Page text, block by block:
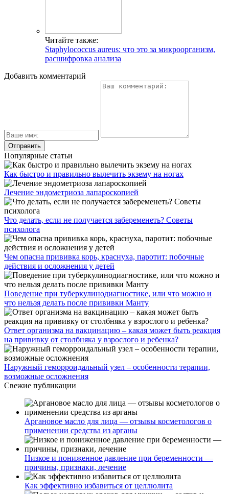
Читайте также:
Staphylococcus aureus: что это за микроорганизм,
расшифровка анализа
Добавить комментарий
Популярные статьи
Как быстро и правильно вылечить экзему на ногах
Лечение эндометриоза лапароскопией
Что делать, если не получается забеременеть? Советы
психолога
Чем опасна прививка корь, краснуха, паротит: побочные
действия и осложнения у детей
Поведение при туберкулинодиагностике, или что можно и
что нельзя делать после прививки Манту
Ответ организма на вакцинацию – какая может быть реакция
на прививку от столбняка у взрослого и ребенка?
Наружный геморроидальный узел – особенности терапии,
возможные осложнения
Свежие публикации
Аргановое масло для лица — отзывы косметологов о
применении средства из арганы
Низкое и пониженное давление при беременности —
причины, признаки, лечение
Как эффективно избавиться от целлюлита